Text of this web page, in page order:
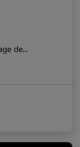
de...